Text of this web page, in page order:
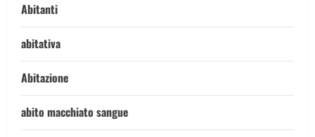
Abitanti
abitativa
Abitazione
abito macchiato sangue